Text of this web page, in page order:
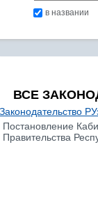
в названии
ВСЕ
Законодательство
Постановление
Правительства